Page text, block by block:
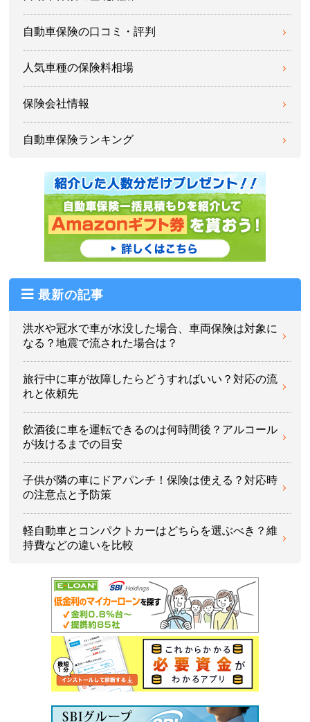
（40代/男性/ニッサン/マーチ）
年末のもらい事故だったが、警備会社が後どれ
かった。
自動車保険の口コミ・評判
人気車種の保険料相場
保険会社情報
自動車保険ランキング
最新の記事
洪水や冠水で車が水没した場合、車両保険は対象に
なる？地震で流された場合は？
旅行中に車が故障したらどうすればいい？対応の流
れと依頼先
飲酒後に車を運転できるのは何時間後？アルコール
が抜けるまでの目安
子供が隣の車にドアパンチ！保険は使える？対応時
の注意点と予防策
軽自動車とコンパクトカーはどちらを選ぶべき？維
持費などの違いを比較